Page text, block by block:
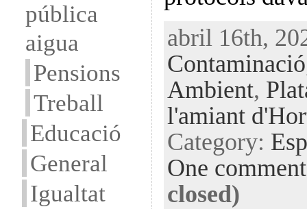
pública
aigua
Pensions
Treball
Educació
General
Igualtat
abril 16th,
Contaminació
Ambient,
l'amiant
Category:
One comment
closed)